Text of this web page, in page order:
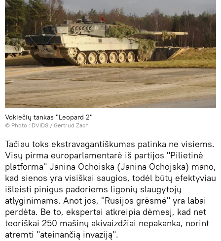
Vokiečių tankas "Leopard 2"
© Photo : DVIDS / Gertrud Zach
Tačiau toks ekstravagantiškumas patinka ne visiems.
Visų pirma europarlamentarė iš partijos "Pilietinė
platforma" Janina Ochoiska (Janina Ochojska) mano,
kad sienos yra visiškai saugios, todėl būtų efektyviau
išleisti pinigus padoriems ligonių slaugytojų
atlyginimams. Anot jos, "Rusijos grėsmė" yra labai
perdėta. Be to, ekspertai atkreipia dėmesį, kad net
teoriškai 250 mašinų akivaizdžiai nepakanka, norint
atremti "ateinančią invaziją".